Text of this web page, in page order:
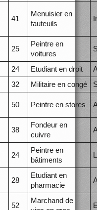
41
Menuisier en
fauteuils
25
Peintre en
voitures
24 Etudiant en droit
32 Militaire en congé
50 Peintre en stores
38
Fondeur en
cuivre
24
Peintre en
bâtiments
28
Etudiant en
pharmacie
52
Marchand de